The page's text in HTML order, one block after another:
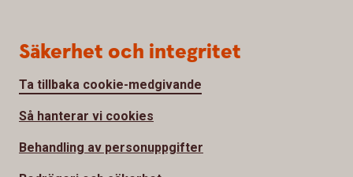
Säkerhet och integritet
Ta tillbaka cookie-medgivande
Så hanterar vi cookies
Behandling av personuppgifter